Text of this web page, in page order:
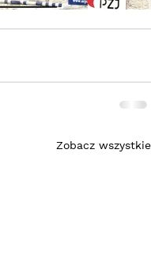
Zobacz wszystkie